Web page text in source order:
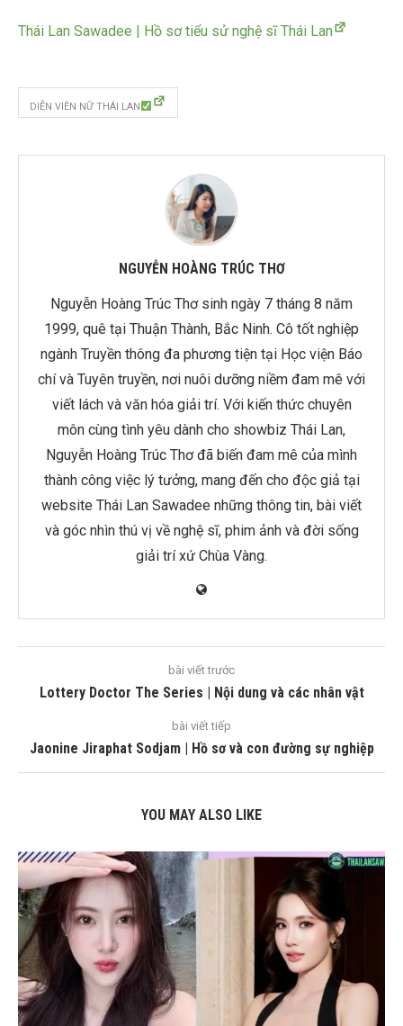
Thái Lan Sawadee | Hồ sơ tiểu sử nghệ sĩ Thái Lan
DIỄN VIÊN NỮ THÁI LAN
NGUYỄN HOÀNG TRÚC THƠ
Nguyễn Hoàng Trúc Thơ sinh ngày 7 tháng 8 năm
1999, quê tại Thuận Thành, Bắc Ninh. Cô tốt nghiệp
ngành Truyền thông đa phương tiện tại Học viện Báo
chí và Tuyên truyền, nơi nuôi dưỡng niềm đam mê với
viết lách và văn hóa giải trí. Với kiến thức chuyên
môn cùng tình yêu dành cho showbiz Thái Lan,
Nguyễn Hoàng Trúc Thơ đã biến đam mê của mình
thành công việc lý tưởng, mang đến cho độc giả tại
website Thái Lan Sawadee những thông tin, bài viết
và góc nhìn thú vị về nghệ sĩ, phim ảnh và đời sống
giải trí xứ Chùa Vàng.
bài viết trước
Lottery Doctor The Series | Nội dung và các nhân vật
bài viết tiếp
Jaonine Jiraphat Sodjam | Hồ sơ và con đường sự nghiệp
YOU MAY ALSO LIKE